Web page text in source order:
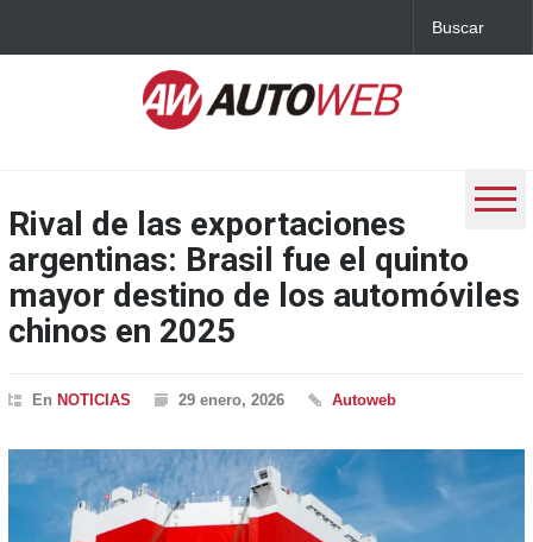
Rival de las exportaciones
argentinas: Brasil fue el quinto
mayor destino de los automóviles
chinos en 2025
En NOTICIAS 29 enero, 2026 Autoweb